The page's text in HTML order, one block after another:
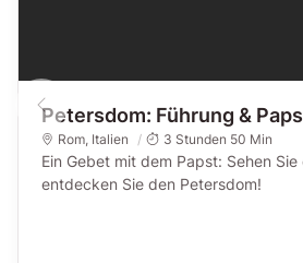
Petersdom: Führung &
Rom, Italien 3 Stunden 50 Min
Ein Gebet mit dem Papst: Sehen
entdecken Sie den Petersdom!